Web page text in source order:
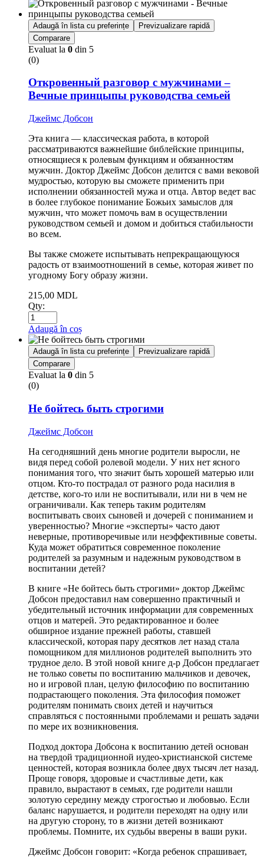
Adaugă în lista cu preferințe
Previzualizare rapidă
Comparare
Evaluat la 0 din 5
(0)
Откровенный разговор с мужчинами –
Вечные принцыпы руководства семьей
Джеймс Добсон
Эта книга — классическая работа, в которой
рассматриваются важнейшие библейские принципы,
относящиеся к ролевым функциям и обязанностям
мужчин. Доктор Джеймс Добсон делится с вами вековой
мудростью, которую вы сможете применить при
исполнении обязанностей мужа и отца. Автор ведет вас
в более глубокое понимание Божьих замыслов для
мужчин, что может помочь вам в осуществлении
руководством семьей и домом и добиться стабильности
во всем.
Вы также сможете испытывать непрекращающуюся
радость от взаимоотношений в семье, которая живет по
угодному Богу образу жизни.
215,00 MDL
Qty:
Adaugă în coș
Adaugă în lista cu preferințe
Previzualizare rapidă
Comparare
Evaluat la 0 din 5
(0)
Не бойтесь быть строгими
Джеймс Добсон
На сегодняшний день многие родители выросли, не
видя перед собой ролевой модели. У них нет ясного
понимания того, что значит быть хорошей матерью или
отцом. Кто-то пострадал от разного рода насилия в
детстве, кого-то или не воспитывали, или ни в чем не
ограничивали. Как теперь таким родителям
воспитывать своих сыновей и дочерей с пониманием и
уверенностью? Многие «эксперты» часто дают
неверные, противоречивые или неэффективные советы.
Куда может обратиться современное поколение
родителей за разумным и надежным руководством в
воспитании детей?
В книге «Не бойтесь быть строгими» доктор Джеймс
Добсон предоставил нам совершенно практичный и
убедительный источник информации для современных
отцов и матерей. Это редактированное и более
обширное издание прежней работы, ставшей
классической, которая пару десятков лет назад стала
помощником для миллионов родителей выполнить это
трудное дело. В этой новой книге д-р Добсон предлагает
не только советы по воспитанию мальчиков и девочек,
но и игровой план, целую философию по воспитанию
подрастающего поколения. Эта философия поможет
родителям понимать своих детей и научиться
справляться с постоянными проблемами и решать задачи
по мере их возникновения.
Подход доктора Добсона к воспитанию детей основан
на твердой традиционной иудео-христианской системе
ценностей, которая возникла более двух тысяч лет назад.
Проще говоря, здоровые и счастливые дети, как
правило, вырастают в семьях, где родители нашли
золотую середину между строгостью и любовью. Если
баланс нарушается, и родители переходят на одну или
на другую сторону, то в жизни детей возникают
проблемы. Помните, их судьбы вверены в ваши руки.
Джеймс Добсон говорит: «Когда ребенок спрашивает,